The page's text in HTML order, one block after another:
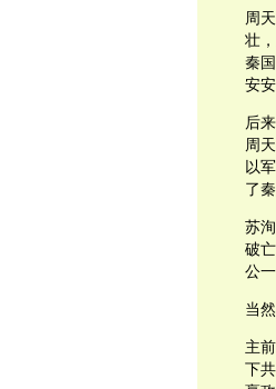
周
壮
秦
安
后
周
以
了
苏
破
公
当
主
下